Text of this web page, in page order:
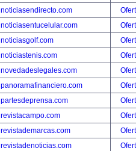
noticiasendirecto.com
noticiasentucelular.com
noticiasgolf.com
noticiastenis.com
novedadeslegales.com
panoramafinanciero.com
partesdeprensa.com
revistacampo.com
revistademarcas.com
revistadenoticias.com